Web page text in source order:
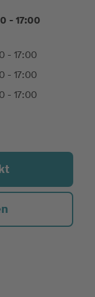
- 17:00
- 17:00
- 17:00
- 17:00